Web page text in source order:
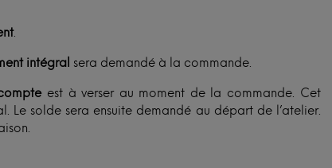
.
intégral sera demandé à la commande.
est à verser au moment de la commande. Cet
Le solde sera ensuite demandé au départ de l’atelier.